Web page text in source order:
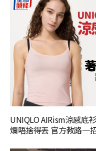
UNIQLO AIRism涼感底
爛唔捨得丟 官方教路一